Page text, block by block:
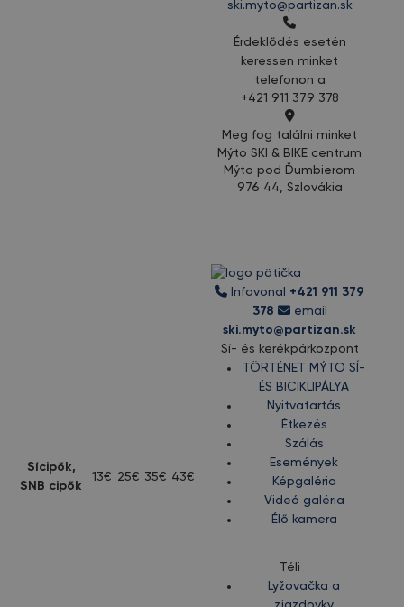
Sícipők,
SNB cipők
13€ 25€ 35€ 43€
ski.myto@partizan.sk
Érdeklődés esetén
keressen minket
telefonon a
+421 911 379 378
Meg fog találni minket
Mýto SKI & BIKE centrum
Mýto pod Ďumbierom
976 44, Szlovákia
Infovonal
+421 911 379
378
email
ski.myto@partizan.sk
Sí- és kerékpárközpont
TÖRTÉNET MÝTO SÍ-
ÉS BICIKLIPÁLYA
Nyitvatartás
Étkezés
Szálás
Események
Képgaléria
Videó galéria
Élő kamera
Téli
Lyžovačka a